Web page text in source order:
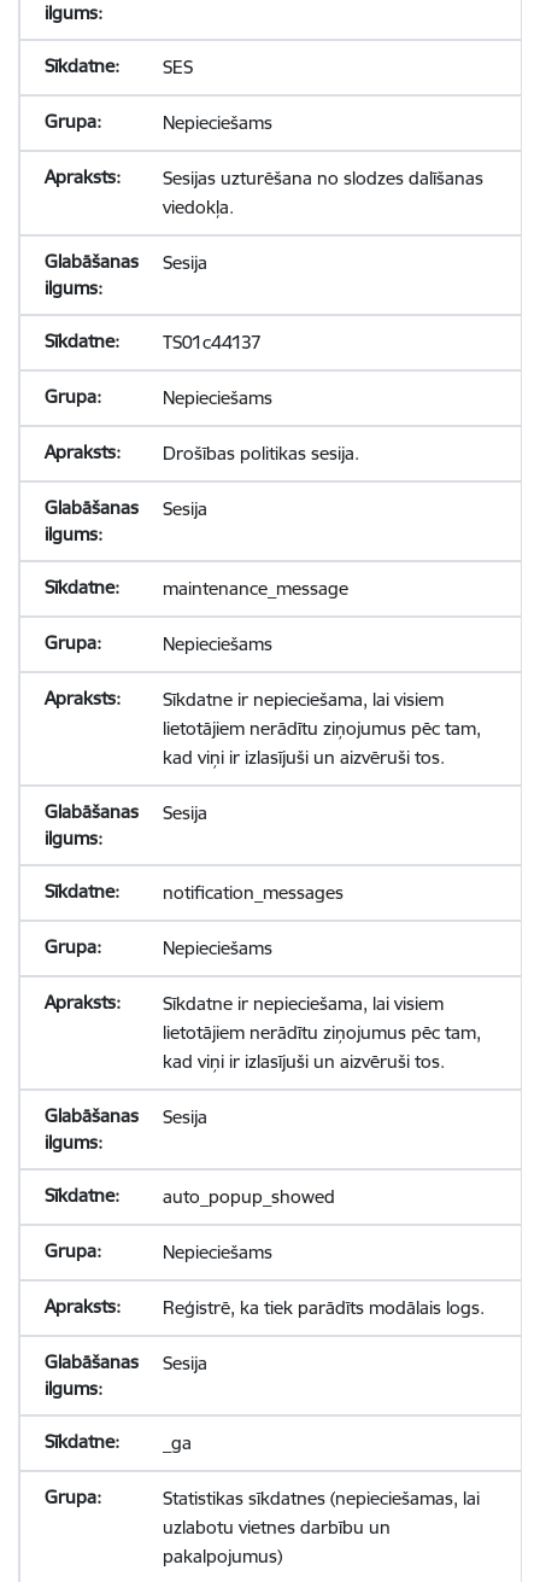
SES
Nepieciešams
Sesijas uzturēšana no slodzes dalīšanas
viedokļa.
Sesija
TS01c44137
Nepieciešams
Drošības politikas sesija.
Sesija
maintenance_message
Nepieciešams
Sīkdatne ir nepieciešama, lai visiem
lietotājiem nerādītu ziņojumus pēc tam,
kad viņi ir izlasījuši un aizvēruši tos.
Sesija
notification_messages
Nepieciešams
Sīkdatne ir nepieciešama, lai visiem
lietotājiem nerādītu ziņojumus pēc tam,
kad viņi ir izlasījuši un aizvēruši tos.
Sesija
auto_popup_showed
Nepieciešams
Reģistrē, ka tiek parādīts modālais logs.
Sesija
_ga
Statistikas sīkdatnes (nepieciešamas, lai
uzlabotu vietnes darbību un
pakalpojumus)